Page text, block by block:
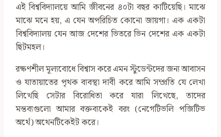
এই বিশ্ববিদ্যালয়ে আমি জীবনের ৪০টা বছর কাটিয়েছি। মাঝে
মাঝে মনে হয়, এ যেন অপরিচিত কোনো জায়গা। এক একটা
বিশ্ববিদ্যালয় যেন আজ দেশের ভিতরে ভিন দেশের এক একটা
ছিটমহল।
রক্ষণশীল মূল্যবোধে বিশ্বাস করে এমন স্টুডেন্টদের জন্য আবাসন
ও যাতায়াতের পৃথক ব্যবস্থা দাবী করে আমি সম্প্রতি যে লেখা
লিখেছি সেটার বিরোধিতা করে যারা লিখেছে, তাদের
মন্তব্যগুলো আমার বক্তব্যকেই বরং (নেগেটিভলি পজিটিভ
অর্থে) অথেনটিকেইট করে।